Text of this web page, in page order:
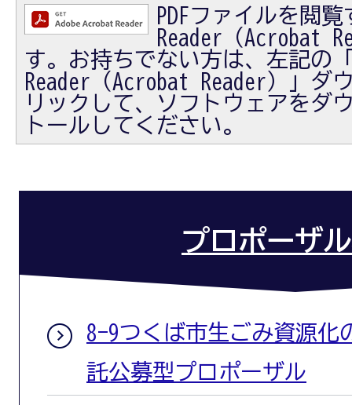
PDFファイルを閲
Reader（Acrobat
す。お持ちでない方は、左記の
Reader（Acrobat Reader）」ダ
リックして、ソフトウェアをダ
トールしてください。
プロポーザ
8-9つくば市生ごみ資源化
託公募型プロポーザル